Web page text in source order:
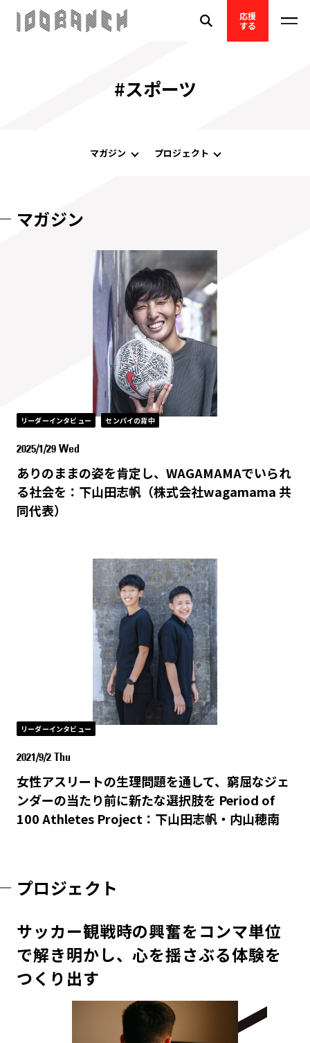
応援
する
#スポーツ
マガジン プロジェクト
マガジン
リーダーインタビュー センパイの背中
2025/1/29 Wed
ありのままの姿を肯定し、WAGAMAMAでいられ
る社会を：下山田志帆（株式会社wagamama 共
同代表）
リーダーインタビュー
2021/9/2 Thu
女性アスリートの生理問題を通して、窮屈なジェ
ンダーの当たり前に新たな選択肢を Period of
100 Athletes Project：下山田志帆・内山穂南
プロジェクト
サッカー観戦時の興奮をコンマ単位
で解き明かし、心を揺さぶる体験を
つくり出す